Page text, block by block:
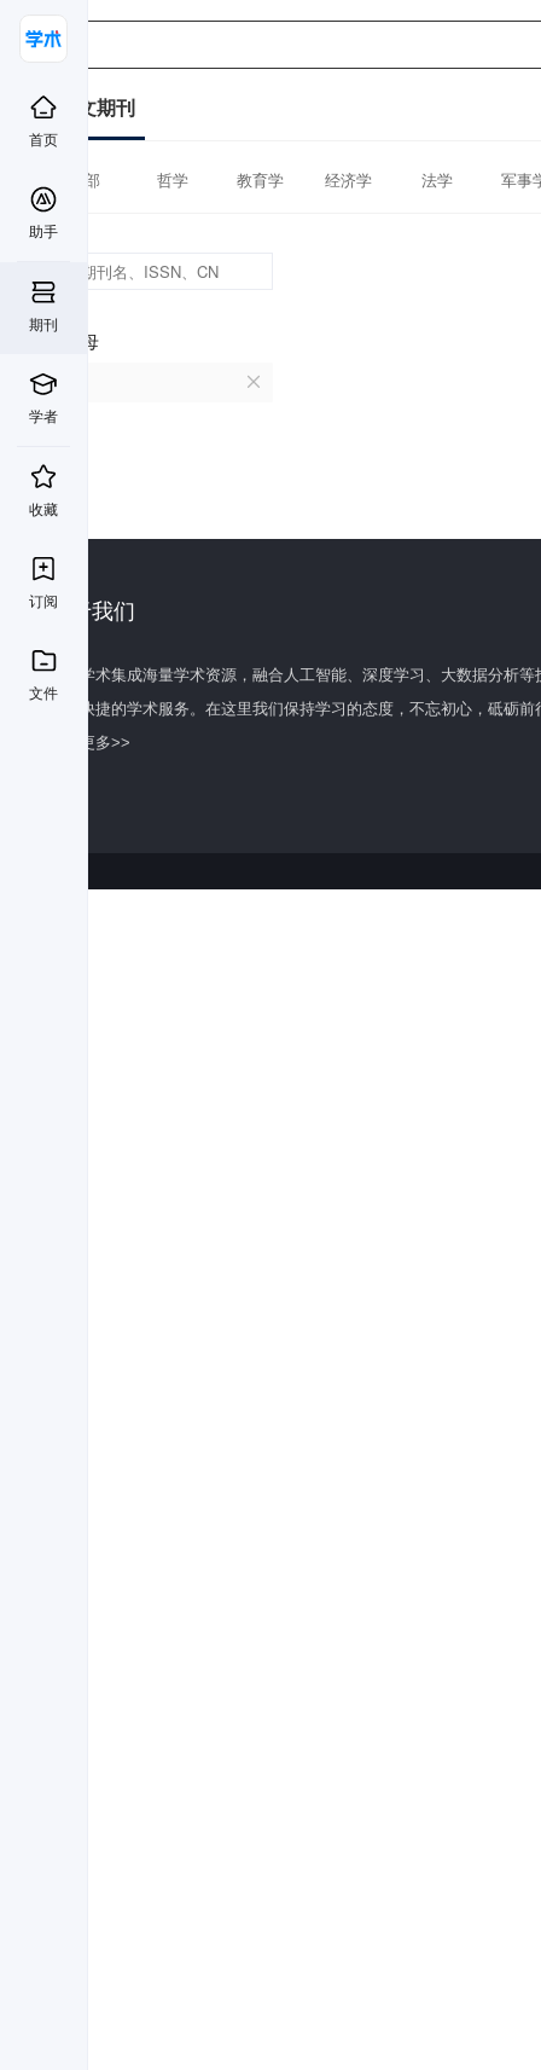
首页
助手
期刊
学者
收藏
订阅
文件
中文期刊
全部 哲学 教育学 经济学 法学 军事
首字母
I
关于我们
百度学术集成海量学术资源，融合人工智能、深度学习、大数据分析
全面快捷的学术服务。在这里我们保持学习的态度，不忘初心，砥砺前
了解更多>>